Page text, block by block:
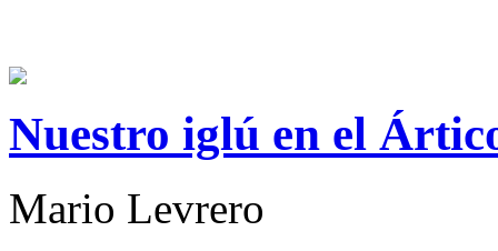
Nuestro iglú en el
Mario Levrero